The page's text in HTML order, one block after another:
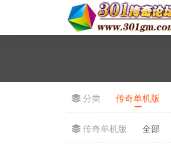
分类 传奇单机版
传奇单机版 全部